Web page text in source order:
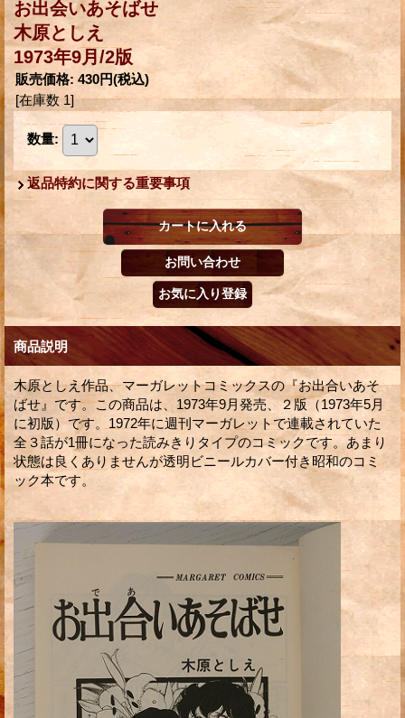
お出会いあそばせ
木原としえ
1973年9月/2版
販売価格: 430円(税込)
[在庫数 1]
数量:
返品特約に関する重要事項
商品説明
木原としえ作品、マーガレットコミックスの『お出合いあそ
ばせ』です。この商品は、1973年9月発売、２版（1973年5月
に初版）です。1972年に週刊マーガレットで連載されていた
全３話が1冊になった読みきりタイプのコミックです。あまり
状態は良くありませんが透明ビニールカバー付き昭和のコミ
ック本です。